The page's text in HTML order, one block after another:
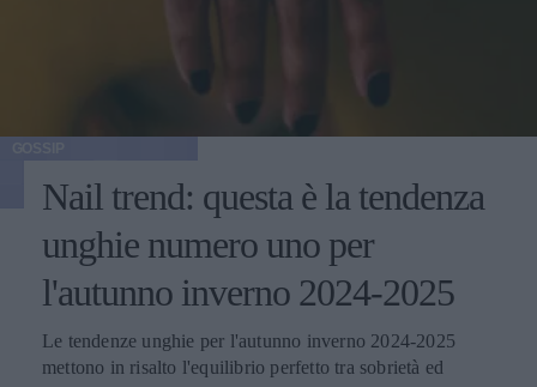
Nail trend: questa è la tendenza
unghie numero uno per
l'autunno inverno 2024-2025
Le tendenze unghie per l'autunno inverno 2024-2025
mettono in risalto l'equilibrio perfetto tra sobrietà ed